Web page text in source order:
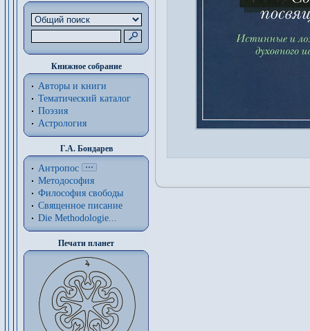
Книжное собрание
Авторы и книги
Тематический каталог
Поэзия
Астрология
Г.А. Бондарев
Антропос
Методософия
Философия cвободы
Священное писание
Die Methodologie...
Печати планет